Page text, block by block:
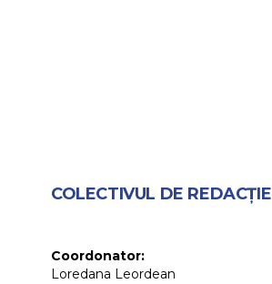
COLECTIVUL DE REDACȚIE
Coordonator:
Loredana Leordean